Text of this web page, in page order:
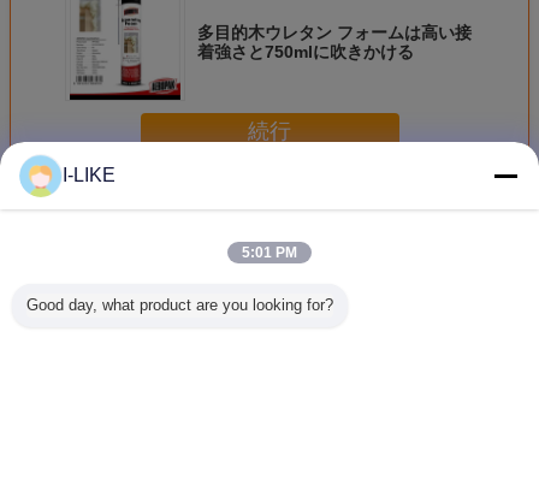
多目的木ウレタン フォームは高い接
着強さと750mlに吹きかける
続行
多くPUの泡の密封剤
I-LIKE
5:01 PM
Good day, what product are you looking for?